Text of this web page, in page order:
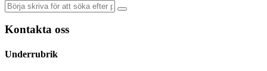
Kontakta oss
Underrubrik